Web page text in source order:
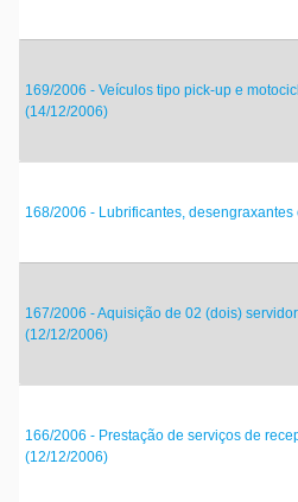
169/2006 - Veículos tipo pick-up e
(14/12/2006)
168/2006 - Lubrificantes,
167/2006 - Aquisição de 02 (dois)
(12/12/2006)
166/2006 - Prestação de serviços de
(12/12/2006)